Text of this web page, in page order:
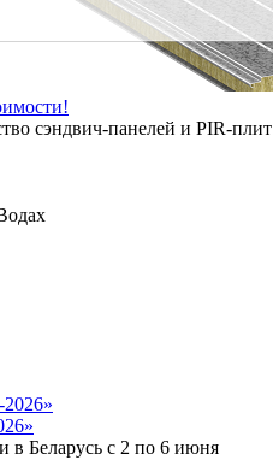
сэндвич‑панелей и PIR‑плит
в Беларусь с 2 по 6 июня